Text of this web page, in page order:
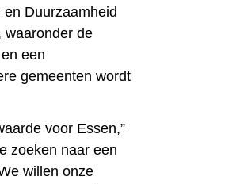
Duurzaamheid
waaronder de
een
gemeenten wordt
voor Essen,”
zoeken naar een
willen onze